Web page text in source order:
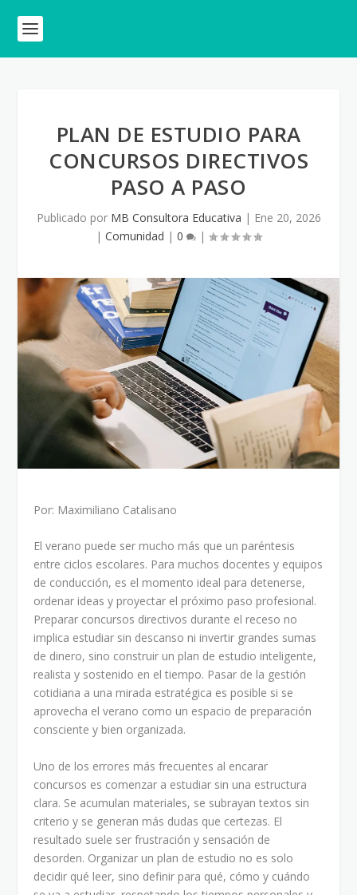
PLAN DE ESTUDIO PARA
CONCURSOS DIRECTIVOS
PASO A PASO
Publicado por MB Consultora Educativa | Ene 20, 2026
| Comunidad | 0 |
Por: Maximiliano Catalisano
El verano puede ser mucho más que un paréntesis
entre ciclos escolares. Para muchos docentes y equipos
de conducción, es el momento ideal para detenerse,
ordenar ideas y proyectar el próximo paso profesional.
Preparar concursos directivos durante el receso no
implica estudiar sin descanso ni invertir grandes sumas
de dinero, sino construir un plan de estudio inteligente,
realista y sostenido en el tiempo. Pasar de la gestión
cotidiana a una mirada estratégica es posible si se
aprovecha el verano como un espacio de preparación
consciente y bien organizada.
Uno de los errores más frecuentes al encarar
concursos es comenzar a estudiar sin una estructura
clara. Se acumulan materiales, se subrayan textos sin
criterio y se generan más dudas que certezas. El
resultado suele ser frustración y sensación de
desorden. Organizar un plan de estudio no es solo
decidir qué leer, sino definir para qué, cómo y cuándo